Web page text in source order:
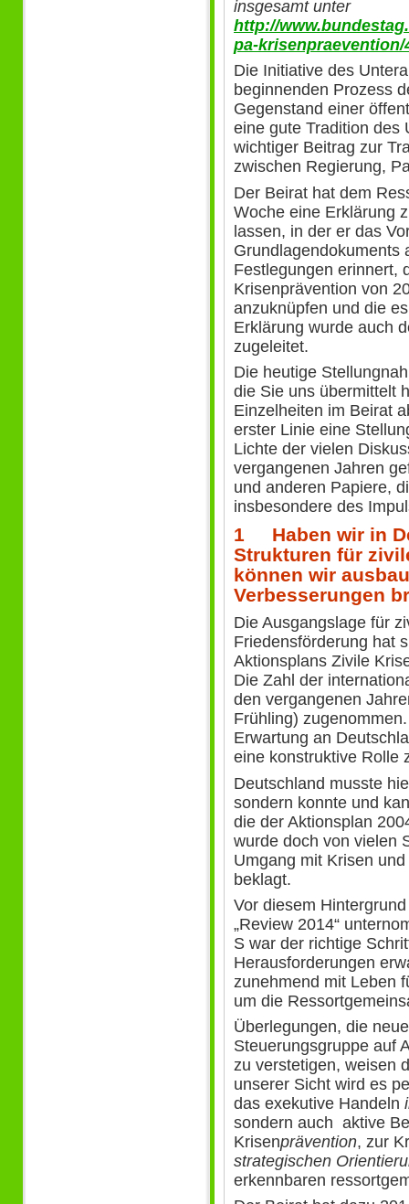
insgesamt unter
http://
pa-krisenpraevention/
Die Initiative des
beginnenden Prozess
Gegenstand einer
eine gute Tradition des
wichtiger Beitrag zur
zwischen Regierung,
Der Beirat hat dem
Woche eine Erklärung
lassen, in der er das
Grundlagendokuments
Festlegungen erinnert,
Krisenprävention von
anzuknüpfen und die
Erklärung wurde auch
zugeleitet.
Die heutige
die Sie uns übermittelt
Einzelheiten im Beirat
erster Linie eine
Lichte der vielen
vergangenen Jahren
und anderen Papiere,
insbesondere des
1 Haben wir in
Strukturen für
können wir
Verbesserungen
Die Ausgangslage für
Friedensförderung hat
Aktionsplans Zivile
Die Zahl der
den vergangenen
Frühling)
Erwartung an
eine konstruktive Rolle
Deutschland musste
sondern konnte und
die der Aktionsplan
wurde doch von vielen
Umgang mit Krisen
beklagt.
Vor diesem
„Review 2014“
S war der richtige
Herausforderungen
zunehmend mit Leben
um die
Überlegungen, die
Steuerungsgruppe auf
zu verstetigen, weisen
unserer Sicht wird es
das exekutive Handeln
sondern auch aktive
Krisenprävention, zur
strategischen
erkennbaren